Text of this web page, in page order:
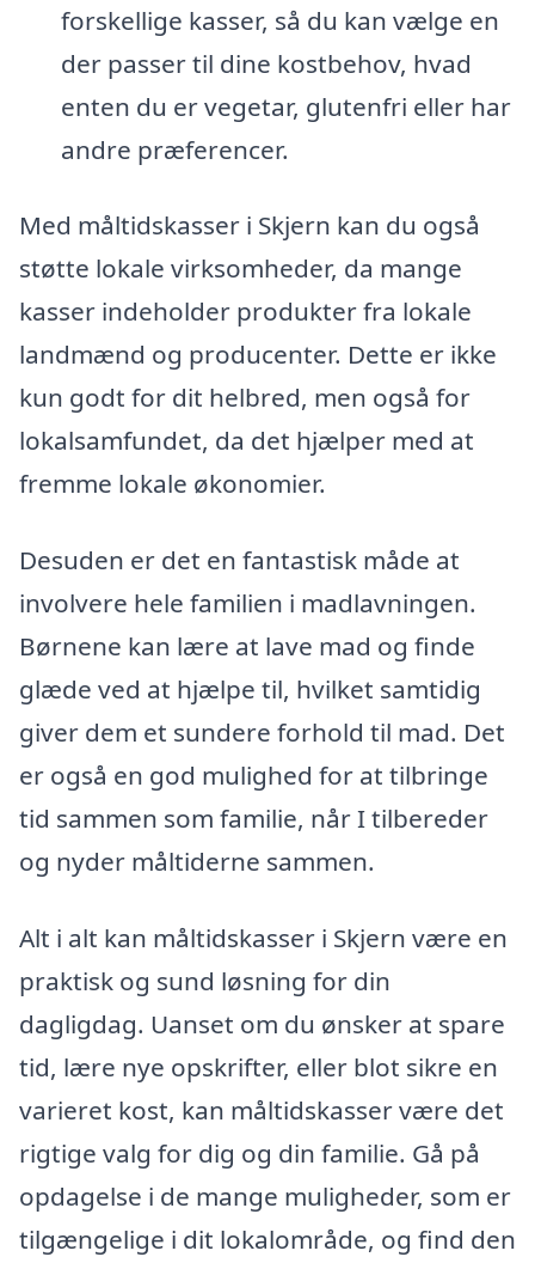
forskellige kasser, så du kan vælge en
der passer til dine kostbehov, hvad
enten du er vegetar, glutenfri eller har
andre præferencer.
Med måltidskasser i Skjern kan du også
støtte lokale virksomheder, da mange
kasser indeholder produkter fra lokale
landmænd og producenter. Dette er ikke
kun godt for dit helbred, men også for
lokalsamfundet, da det hjælper med at
fremme lokale økonomier.
Desuden er det en fantastisk måde at
involvere hele familien i madlavningen.
Børnene kan lære at lave mad og finde
glæde ved at hjælpe til, hvilket samtidig
giver dem et sundere forhold til mad. Det
er også en god mulighed for at tilbringe
tid sammen som familie, når I tilbereder
og nyder måltiderne sammen.
Alt i alt kan måltidskasser i Skjern være en
praktisk og sund løsning for din
dagligdag. Uanset om du ønsker at spare
tid, lære nye opskrifter, eller blot sikre en
varieret kost, kan måltidskasser være det
rigtige valg for dig og din familie. Gå på
opdagelse i de mange muligheder, som er
tilgængelige i dit lokalområde, og find den